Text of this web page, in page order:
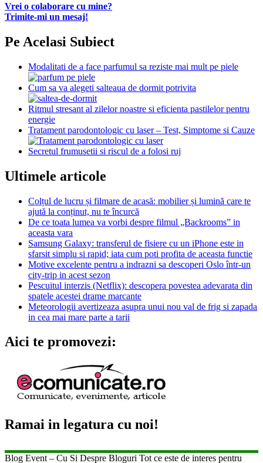
Vrei o colaborare cu mine?
Trimite-mi un mesaj!
Pe Acelasi Subiect
Modalitati de a face parfumul sa reziste mai mult pe piele
Cum sa va alegeti salteaua de dormit potrivita
Ritmul stresant al zilelor noastre si eficienta pastilelor pentru
energie
Tratament parodontologic cu laser – Test, Simptome si Cauze
Secretul frumusetii si riscul de a folosi ruj
Ultimele articole
Colțul de lucru și filmare de acasă: mobilier și lumină care te
ajută la conținut, nu te încurcă
De ce toata lumea va vorbi despre filmul „Backrooms” in
aceasta vara
Samsung Galaxy: transferul de fisiere cu un iPhone este in
sfarsit simplu si rapid; iata cum poti profita de aceasta functie
Motive excelente pentru a indrazni sa descoperi Oslo într-un
city-trip in acest sezon
Pescuitul interzis (Netflix): descopera povestea adevarata din
spatele acestei drame marcante
Meteorologii avertizeaza asupra unui nou val de frig si zapada
in cea mai mare parte a tarii
Aici te promovezi:
Ramai in legatura cu noi!
Blog Event – Cu Si Despre Bloguri Tot ce este de interes pentru